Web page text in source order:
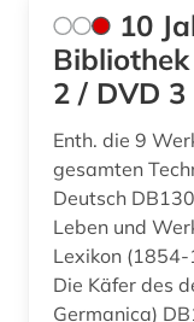
antike (4)
arabien (1)
arabisch (24)
Japan (6)
Kroatien (2)
Lettland (1)
Litauen (3)
10
2 / DVD 3
Enth. die 9 Werke DB116
gesamten
Deutsch
Leben und
Lexikon
Die Käfer des
Germanica)